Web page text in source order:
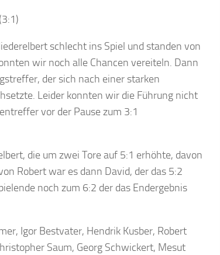
schlecht ins Spiel und standen von
wir noch alle Chancen vereiteln. Dann
der sich nach einer starken
Leider konnten wir die Führung nicht
vor der Pause zum 3:1
die um zwei Tore auf 5:1 erhöhte, davon
Robert war es dann David, der das 5:2
noch zum 6:2 der das Endergebnis
Igor Bestvater, Hendrik Kusber, Robert
Saum, Georg Schwickert, Mesut